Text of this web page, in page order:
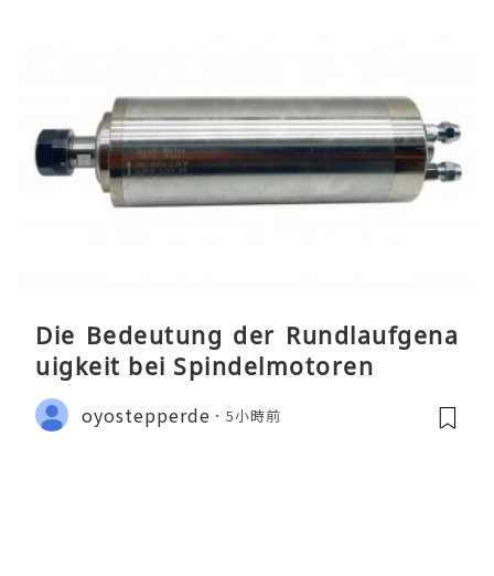
Die Bedeutung der Rundlaufgena
uigkeit bei Spindelmotoren
oyostepperde 5小時前